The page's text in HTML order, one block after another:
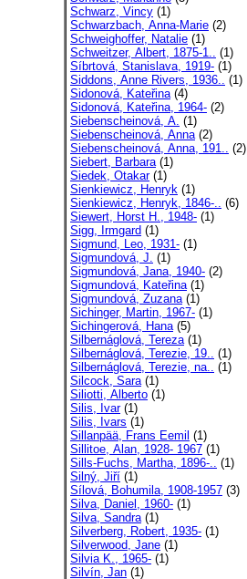
Schwarz, Vincy (1)
Schwarzbach, Anna-Marie (2)
Schweighoffer, Natalie (1)
Schweitzer, Albert, 1875-1.. (1)
Síbrtová, Stanislava, 1919- (1)
Siddons, Anne Rivers, 1936.. (1)
Sidonová, Kateřina(4)
Sidonová, Kateřina, 1964- (2)
Siebenscheinová, A. (1)
Siebenscheinová, Anna(2)
Siebenscheinová, Anna, 191.. (2)
Siebert, Barbara(1)
Siedek, Otakar(1)
Sienkiewicz, Henryk (1)
Sienkiewicz, Henryk, 1846-.. (6)
Siewert, Horst H., 1948- (1)
Sigg, Irmgard (1)
Sigmund, Leo, 1931- (1)
Sigmundová, J. (1)
Sigmundová, Jana, 1940- (2)
Sigmundová, Kateřina(1)
Sigmundová, Zuzana(1)
Sichinger, Martin, 1967- (1)
Sichingerová, Hana(5)
Silbernáglová, Tereza(1)
Silbernáglová, Terezie, 19.. (1)
Silbernáglová, Terezie, na.. (1)
Silcock, Sara(1)
Siliotti, Alberto (1)
Silis, Ivar(1)
Silis, Ivars (1)
Sillanpää, Frans Eemil (1)
Sillitoe, Alan, 1928- 1967 (1)
Sills-Fuchs, Martha, 1896-.. (1)
Silný, Jiří (1)
Sílová, Bohumila, 1908-1957 (3)
Silva, Daniel, 1960- (1)
Silva, Sandra(1)
Silverberg, Robert, 1935- (1)
Silverwood, Jane (1)
Silvia K., 1965- (1)
Silvín, Jan (1)